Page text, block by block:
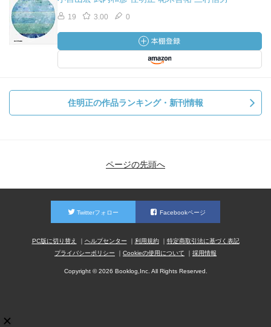
19 3.00 0
住明正の作品ランキング・新刊情報
ページの先頭へ
Twitterフォロー Facebookページ
PC版に切り替え ヘルプセンター 利用規約
特定商取引法に基づく表記
プライバシーポリシー
Cookieの使用について 採用情報
Copyright © 2026 Booklog,Inc. All Rights Reserved.